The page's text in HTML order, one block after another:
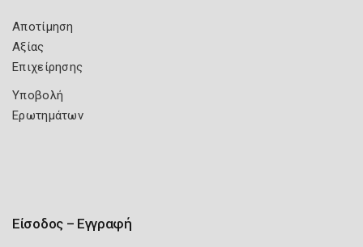
Αποτίμηση
Αξίας
Επιχείρησης
Υποβολή
Ερωτημάτων
Είσοδος – Εγγραφή